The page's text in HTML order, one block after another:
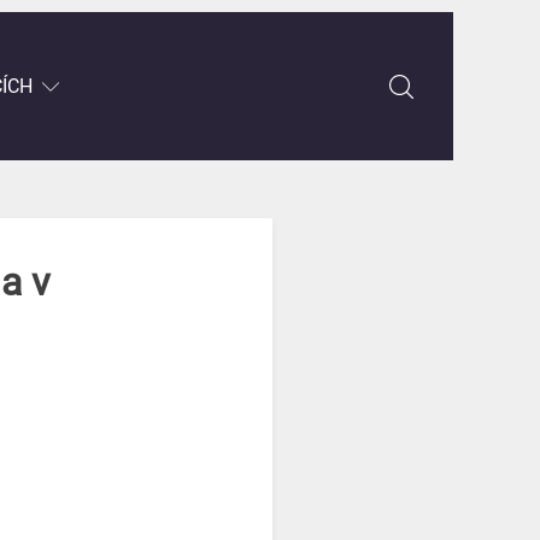
v